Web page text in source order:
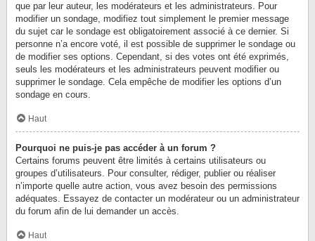
que par leur auteur, les modérateurs et les administrateurs. Pour
modifier un sondage, modifiez tout simplement le premier message
du sujet car le sondage est obligatoirement associé à ce dernier. Si
personne n’a encore voté, il est possible de supprimer le sondage ou
de modifier ses options. Cependant, si des votes ont été exprimés,
seuls les modérateurs et les administrateurs peuvent modifier ou
supprimer le sondage. Cela empêche de modifier les options d’un
sondage en cours.
Haut
Pourquoi ne puis-je pas accéder à un forum ?
Certains forums peuvent être limités à certains utilisateurs ou
groupes d’utilisateurs. Pour consulter, rédiger, publier ou réaliser
n’importe quelle autre action, vous avez besoin des permissions
adéquates. Essayez de contacter un modérateur ou un administrateur
du forum afin de lui demander un accès.
Haut